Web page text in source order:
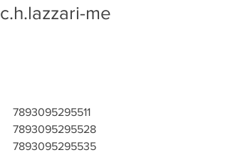
c.h.lazzari-me
7893095295511
7893095295528
7893095295535